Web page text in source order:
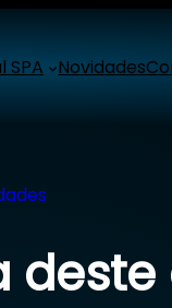
SPA Novidades